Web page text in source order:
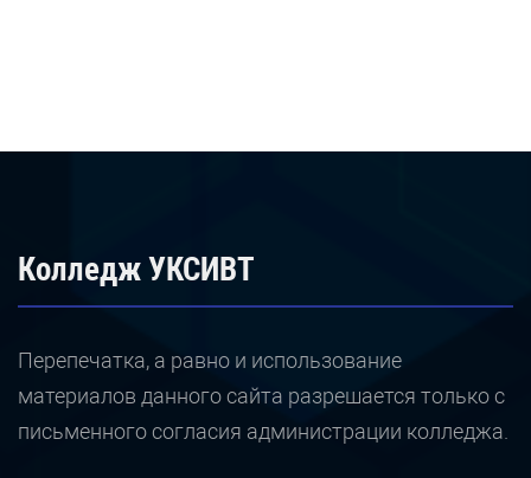
Колледж УКСИВТ
Перепечатка, а равно и использование
материалов данного сайта разрешается только с
письменного согласия администрации колледжа.